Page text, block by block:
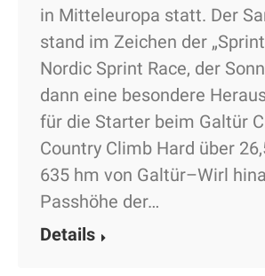
in Mitteleuropa statt. Der
stand im Zeichen der
Nordic Sprint Race, der
dann eine besondere
für die Starter beim Galtür
Country Climb Hard über
635 hm von Galtür–Wirl
Passhöhe der…
Details